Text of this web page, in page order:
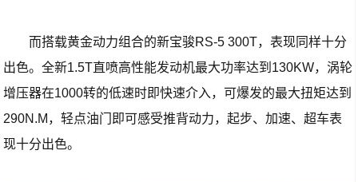
而搭载黄金动力组合的新宝骏RS-5 300T，表现同样十分
出色。全新1.5T直喷高性能发动机最大功率达到130KW，涡轮
增压器在1000转的低速时即快速介入，可爆发的最大扭矩达到
290N.M，轻点油门即可感受推背动力，起步、加速、超车表
现十分出色。